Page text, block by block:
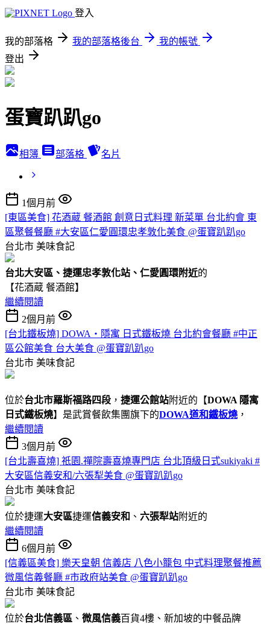
登入
我的部落格 我的部落格後台
我的帳號
登出
蛋寶趴趴go
相簿 部落格 名片
1個月前
[東區美食] 花酒蔵 餐酒館 創意日式料理 新菜單 台北約會 東
區聚餐餐廳 #大安區仁愛圓環忠孝敦化美食 @蛋寶趴趴go
台北市 美味食記
台北大安區、捷運忠孝敦化站、仁愛圓環附近的
【花酒蔵 餐酒館】
繼續閱讀
2個月前
[台北鐵板燒] DOWA・隱寓 日式鐵板燒 台北約會餐廳 #中正
區公館美食 台大美食 @蛋寶趴趴go
台北市 美味食記
位於台北市羅斯福路四段 ， 捷運公館站附近的【DOWA 隱寓
日式鐵板燒】是武賞餐飲集團旗下的DOWA道和鐵板燒 ，
繼續閱讀
3個月前
[台北壽喜燒] 祇園.禪院壽喜燒專門店 台北頂級日式sukiyaki #
大安區信義安和/六張犁美食 @蛋寶趴趴go
台北市 美味食記
位於捷運大安區捷運信義安和 、 六張犁站附近的
繼續閱讀
6個月前
[信義區美食] 樂天皇朝 信義店 八色小籠包 中式料理聚餐推薦
微風信義餐廳 #市政府站美食 @蛋寶趴趴go
台北市 美味食記
位於台北信義區 、 微風信義百貨4樓、新加坡的中餐品牌